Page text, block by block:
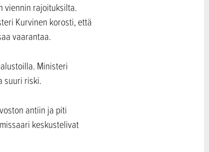
viennin rajoituksilta.
Kurvinen korosti, että
vaarantaa.
Ministeri
suuri riski.
antiin ja piti
keskustelivat